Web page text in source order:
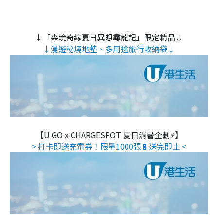
↓「森境奇緣夏日異想尋龍記」限定精品↓
↓漫遊秘境地墊、多用途旅行收納袋↓
【U GO x CHARGESPOT 夏日消暑企劃⚡】
> 打卡即送充電券！限量1000張🔋送完即止 <